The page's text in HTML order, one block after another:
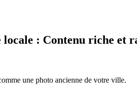
: Contenu riche et
une photo ancienne de votre ville.